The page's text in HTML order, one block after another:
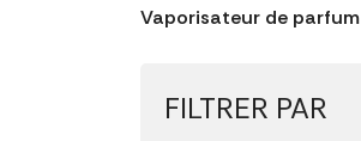
Vaporisateur de parfum
FILTRER PAR